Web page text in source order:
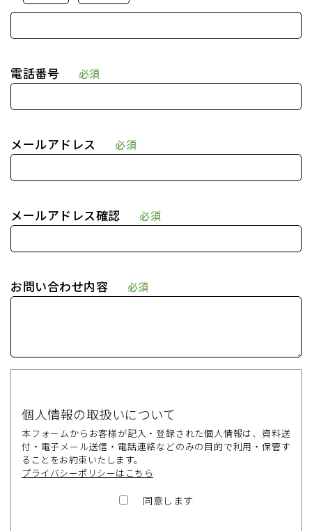
電話番号 必須
メールアドレス 必須
メールアドレス確認 必須
お問い合わせ内容 必須
個人情報の取扱いについて
本フォームからお客様が記入・登録された個人情報は、資料送
付・電子メール送信・電話連絡などのみの目的で利用・保管す
ることをお約束いたします。
プライバシーポリシーはこちら
同意します